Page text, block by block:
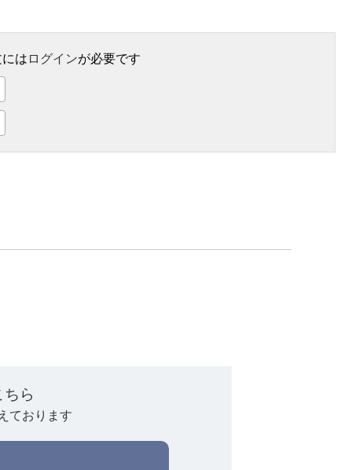
はログインが必要です
ら
ております